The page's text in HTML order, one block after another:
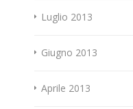
Luglio 2013
Giugno 2013
Aprile 2013